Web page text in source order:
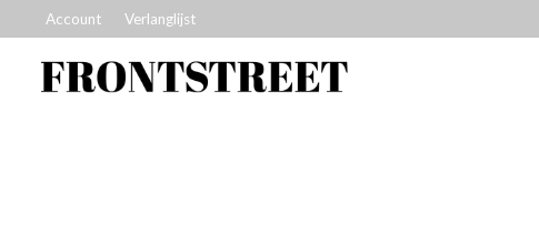
Account Verlanglijst